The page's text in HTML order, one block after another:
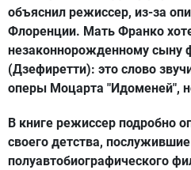
объяснил режиссер, из-за
Флоренции. Мать Франко
незаконнорожденному
(Дзефиретти): это слово
оперы Моцарта "Идоменей",
В книге режиссер подробно
своего детства,
полуавтобиографического